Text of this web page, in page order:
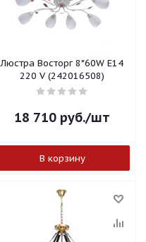
Люстра Восторг 8*60W E14
220 V (242016508)
18 710 руб./шт
В корзину